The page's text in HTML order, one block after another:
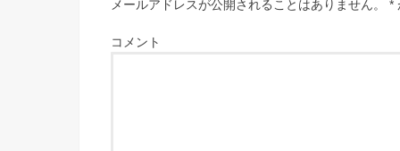
メールアドレスが公開されることはありません。 *
コメント